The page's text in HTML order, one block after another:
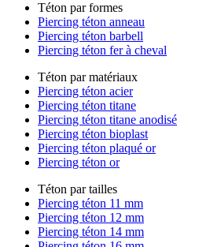
Téton par formes
Piercing téton anneau
Piercing téton barbell
Piercing téton fer à cheval
Téton par matériaux
Piercing téton acier
Piercing téton titane
Piercing téton titane anodisé
Piercing téton bioplast
Piercing téton plaqué or
Piercing téton or
Téton par tailles
Piercing téton 11 mm
Piercing téton 12 mm
Piercing téton 14 mm